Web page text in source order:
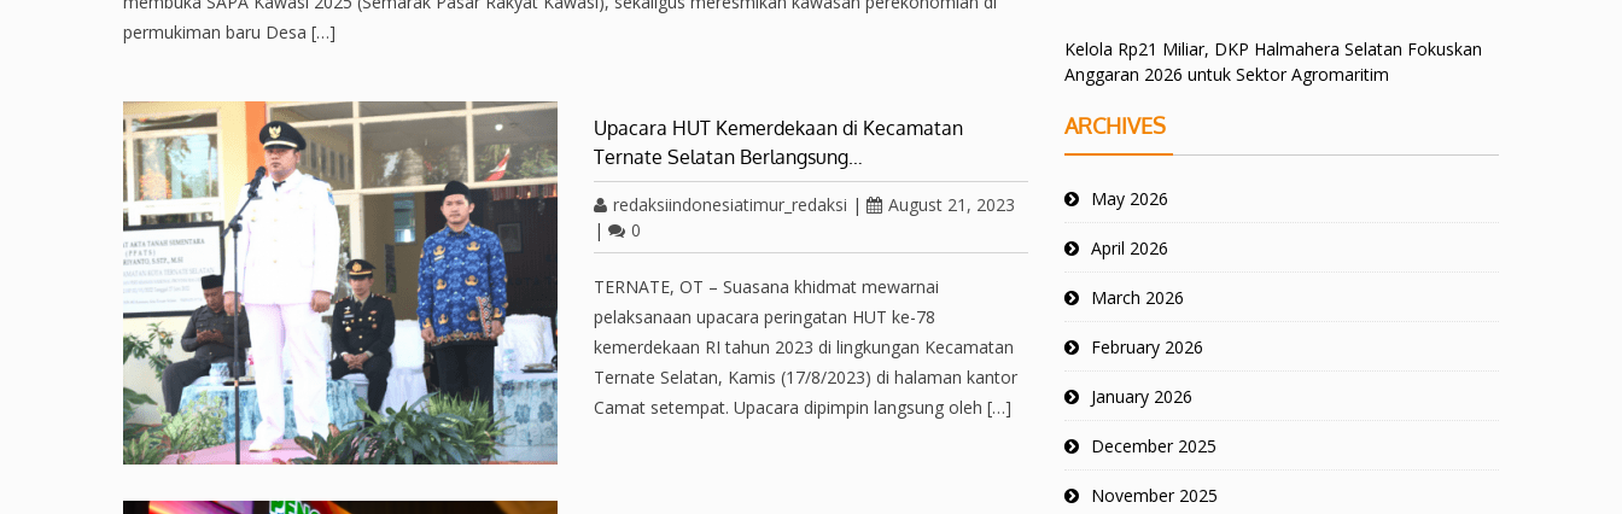
permukiman baru Desa […]
Upacara HUT Kemerdekaan di Kecamatan
Ternate Selatan Berlangsung…
redaksiindonesiatimur_redaksi |
August 21, 2023
|
0
TERNATE, OT – Suasana khidmat mewarnai
pelaksanaan upacara peringatan HUT ke-78
kemerdekaan RI tahun 2023 di lingkungan Kecamatan
Ternate Selatan, Kamis (17/8/2023) di halaman kantor
Camat setempat. Upacara dipimpin langsung oleh […]
Kelola Rp21 Miliar, DKP Halmahera Selatan Fokuskan
Anggaran 2026 untuk Sektor Agromaritim
ARCHIVES
May 2026
April 2026
March 2026
February 2026
January 2026
December 2025
November 2025